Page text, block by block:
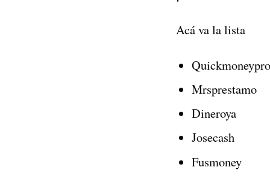
Acá va la lista
Quickmoneypro
Mrsprestamo
Dineroya
Josecash
Fusmoney